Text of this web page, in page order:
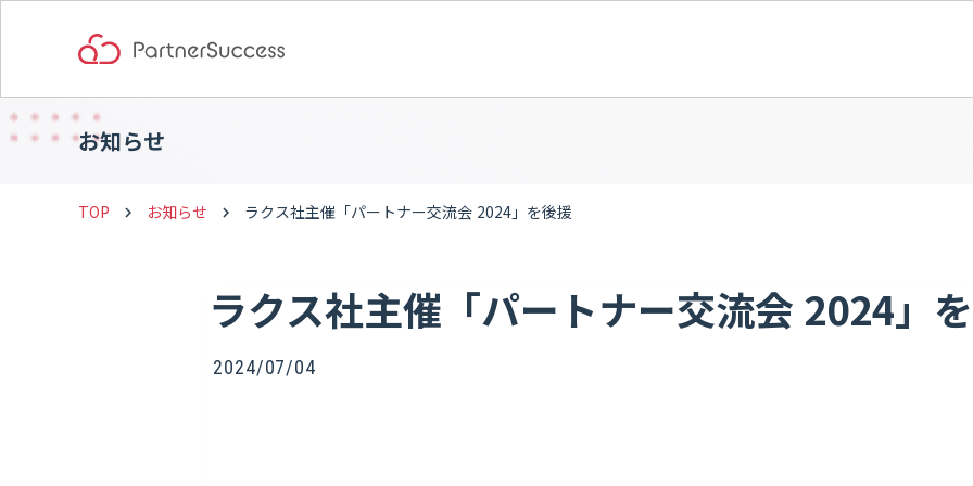
お知らせ
TOP keyboard_arrow_right お知らせ keyboard_arrow_right ラクス社主催「パートナー交流会 2024」を後援
ラクス社主催「パートナー交流会 2024」
2024/07/04